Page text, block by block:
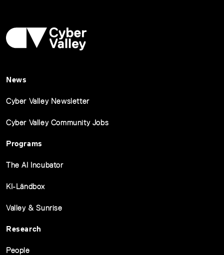
News
Cyber Valley Newsletter
Cyber Valley Community Jobs
Programs
The AI Incubator
KI-Ländbox
Valley & Sunrise
Research
People